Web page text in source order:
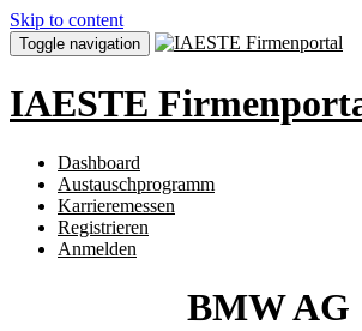
Skip to content
Toggle navigation
IAESTE
Dashboard
Austauschprogramm
Karrieremessen
Registrieren
Anmelden
BMW AG